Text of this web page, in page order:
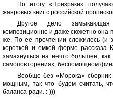
По итогу «Призраки»
жанровых книг с российской
Другое дело замыкающая
композиционно и даже сюжетно она
же. По ее прочтении сложилось (и
короткой и емкой форме рассказа
замахнуться на нечто большее,
самоповторениях, беспомощном
Вообще без «Морока»
мощным, так что будем считать,
баланса ради. :-)))